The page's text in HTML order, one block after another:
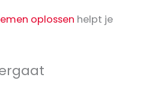
oplossen helpt je